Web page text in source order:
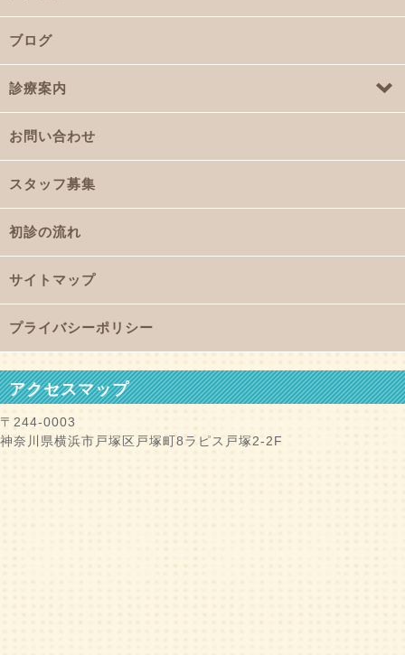
ブログ
診療案内
お問い合わせ
スタッフ募集
初診の流れ
サイトマップ
プライバシーポリシー
アクセスマップ
〒244-0003
神奈川県横浜市戸塚区戸塚町8ラピス戸塚2-2F